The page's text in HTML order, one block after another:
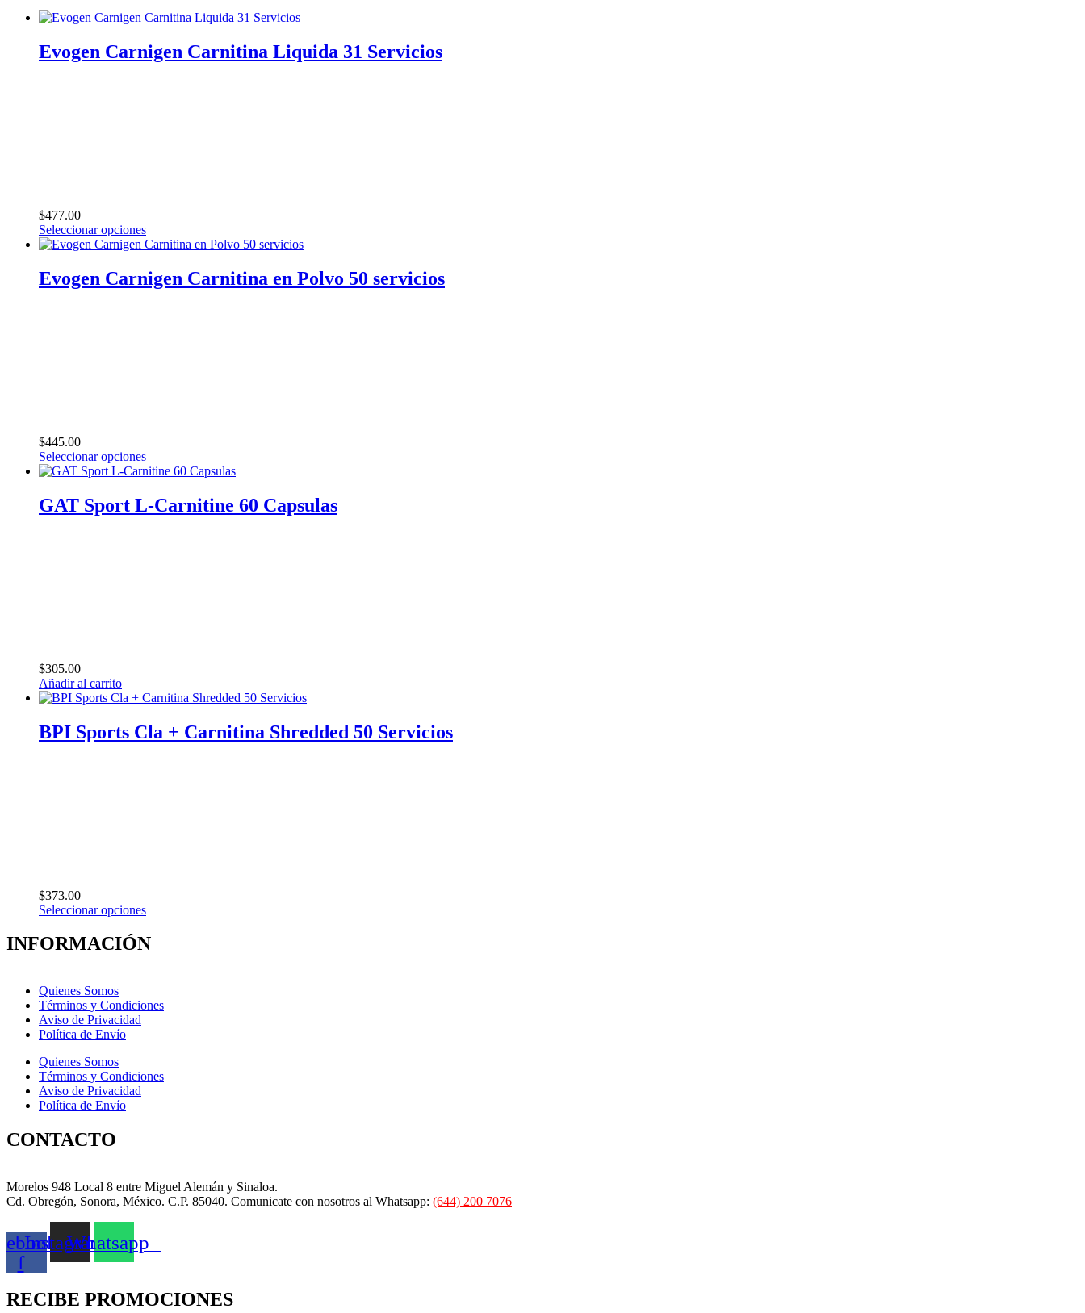
Evogen Carnigen Carnitina Liquida 31 Servicios
$477.00
Seleccionar opciones
Este
tiene
múltiples
producto
Evogen Carnigen Carnitina en Polvo 50 servicios
$445.00
Seleccionar opciones
Este
tiene
múltiples
producto
GAT Sport L-Carnitine 60 Capsulas
$305.00
Añadir al carrito
BPI Sports Cla + Carnitina Shredded 50 Servicios
$373.00
Seleccionar opciones
producto
tiene
Las
opciones
se
pueden
elegir
en
la
página
de
INFORMACIÓN
Quienes Somos
Términos y Condiciones
Aviso de Privacidad
Política de Envío
Quienes Somos
Términos y Condiciones
Aviso de Privacidad
Política de Envío
CONTACTO
Morelos 948 Local 8 entre Miguel Alemán y Sinaloa.
Cd. Obregón, Sonora, México. C.P. 85040. Comunicate con nosotros al Whatsapp: (644) 200 7076
f
InstagramWhatsapp
RECIBE PROMOCIONES